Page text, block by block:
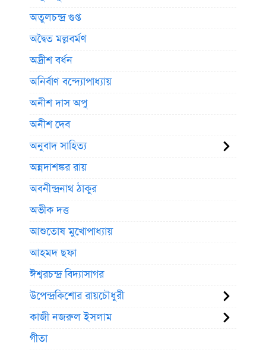
অতুলচন্দ্র গুপ্ত
অদ্বৈত মল্লবর্মণ
অদ্রীশ বর্ধন
অনির্বাণ বন্দ্যোপাধ্যায়
অনীশ দাস অপু
অনীশ দেব
অনুবাদ সাহিত্য
অন্নদাশঙ্কর রায়
অবনীন্দ্রনাথ ঠাকুর
অভীক দত্ত
আশুতোষ মুখোপাধ্যায়
আহমদ ছফা
ঈশ্বরচন্দ্র বিদ্যাসাগর
উপেন্দ্রকিশোর রায়চৌধুরী
কাজী নজরুল ইসলাম
গীতা